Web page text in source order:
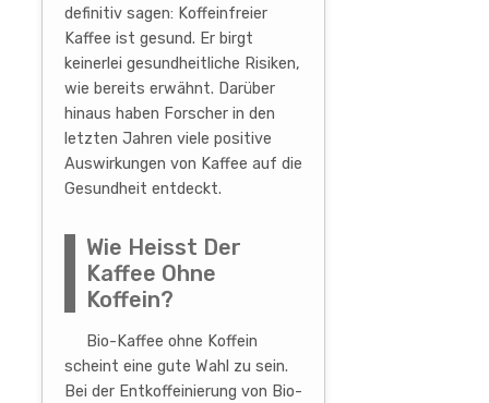
definitiv sagen: Koffeinfreier
Kaffee ist gesund. Er birgt
keinerlei gesundheitliche Risiken,
wie bereits erwähnt. Darüber
hinaus haben Forscher in den
letzten Jahren viele positive
Auswirkungen von Kaffee auf die
Gesundheit entdeckt.
Wie Heisst Der
Kaffee Ohne
Koffein?
Bio-Kaffee ohne Koffein
scheint eine gute Wahl zu sein.
Bei der Entkoffeinierung von Bio-